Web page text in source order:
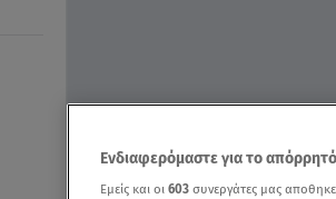
Ενδιαφερόμαστε για το
Εμείς και οι 603 συνεργάτες μας